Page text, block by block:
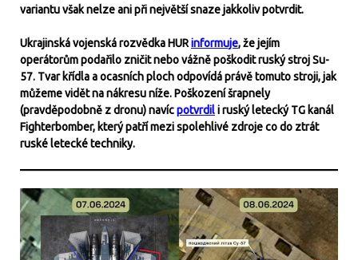
variantu však nelze ani při největší snaze jakkoliv potvrdit.
Ukrajinská vojenská rozvědka HURinformuje, že jejím
operátorům podařilo zničit nebo vážně poškodit ruský stroj Su-
57. Tvar křídla a ocasních ploch odpovídá právě tomuto stroji, jak
můžeme vidět na nákresu níže. Poškození šrapnely
(pravděpodobně z dronu) navícpotvrdili ruský letecký TG kanál
Fighterbomber, který patří mezi spolehlivé zdroje co do ztrát
ruské letecké techniky.